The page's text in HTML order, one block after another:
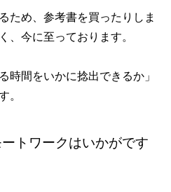
ため、参考書を買ったりしま
、今に至っております。
時間をいかに捻出できるか」
。
トワークはいかがです